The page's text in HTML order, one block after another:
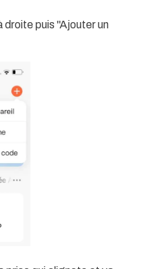
droite puis "Ajouter un